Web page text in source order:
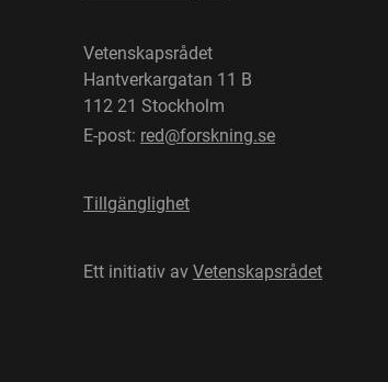
Vetenskapsrådet
Hantverkargatan 11 B
112 21 Stockholm
E-post: red@forskning.se
Tillgänglighet
Ett initiativ av Vetenskapsrådet